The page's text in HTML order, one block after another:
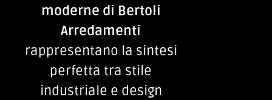
moderne di Bertoli
Arredamenti
rappresentano la sintesi
perfetta tra stile
industriale e design